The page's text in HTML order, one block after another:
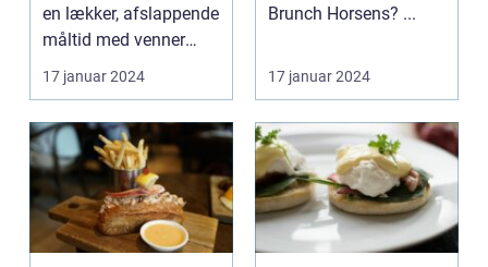
en lækker, afslappende
måltid med venner
eller familie....
17 januar 2024
Brunch Horsens? ...
17 januar 2024